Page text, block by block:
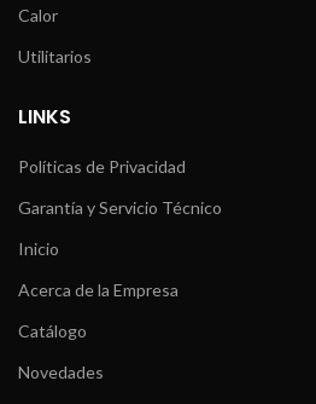
Calor
Utilitarios
LINKS
Políticas de Privacidad
Garantía y Servicio Técnico
Inicio
Acerca de la Empresa
Catálogo
Novedades